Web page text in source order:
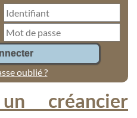
oublié ?
créancier